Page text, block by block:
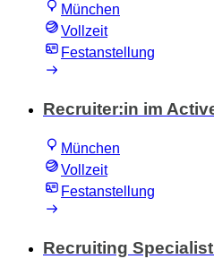
München
Vollzeit
Festanstellung
Recruiter:in im
München
Vollzeit
Festanstellung
Recruiting